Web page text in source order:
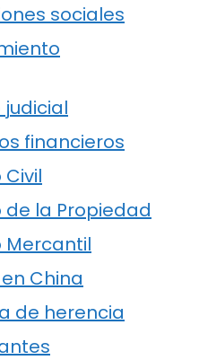
sociales
financieros
la Propiedad
Mercantil
China
de herencia